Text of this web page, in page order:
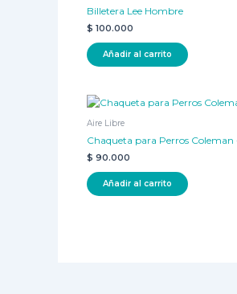
Billetera Lee Hombre
$ 100.000
Añadir al carrito
Aire Libre
Chaqueta para Perros Coleman
$ 90.000
Añadir al carrito